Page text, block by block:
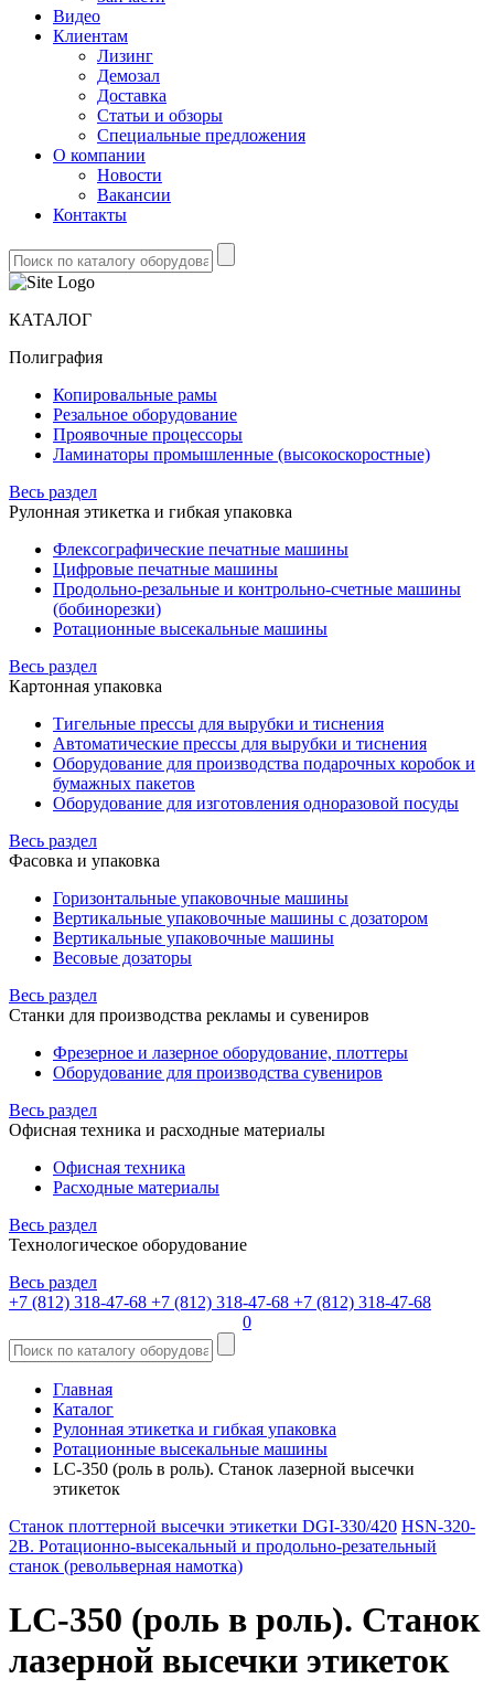
Видео
Клиентам
Лизинг
Демозал
Доставка
Статьи и обзоры
Специальные предложения
О компании
Новости
Вакансии
Контакты
КАТАЛОГ
Полиграфия
Копировальные рамы
Резальное оборудование
Проявочные процессоры
Ламинаторы промышленные (высокоскоростные)
Весь раздел
Рулонная этикетка и гибкая упаковка
Флексографические печатные машины
Цифровые печатные машины
Продольно-резальные и контрольно-счетные машины
(бобинорезки)
Ротационные высекальные машины
Весь раздел
Картонная упаковка
Тигельные прессы для вырубки и тиснения
Автоматические прессы для вырубки и тиснения
Оборудование для производства подарочных коробок и
бумажных пакетов
Оборудование для изготовления одноразовой посуды
Весь раздел
Фасовка и упаковка
Горизонтальные упаковочные машины
Вертикальные упаковочные машины с дозатором
Вертикальные упаковочные машины
Весовые дозаторы
Весь раздел
Станки для производства рекламы и сувениров
Фрезерное и лазерное оборудование, плоттеры
Оборудование для производства сувениров
Весь раздел
Офисная техника и расходные материалы
Офисная техника
Расходные материалы
Весь раздел
Технологическое оборудование
Весь раздел
+7 (812) 318-47-68 +7 (812) 318-47-68 +7 (812) 318-47-68
0
Главная
Каталог
Рулонная этикетка и гибкая упаковка
Ротационные высекальные машины
LC-350 (роль в роль). Станок лазерной высечки
этикеток
Станок плоттерной высечки этикетки DGI-330/420 HSN-320-
2B. Ротационно-высекальный и продольно-резательный
станок (револьверная намотка)
LC-350 (роль в роль). Станок
лазерной высечки этикеток